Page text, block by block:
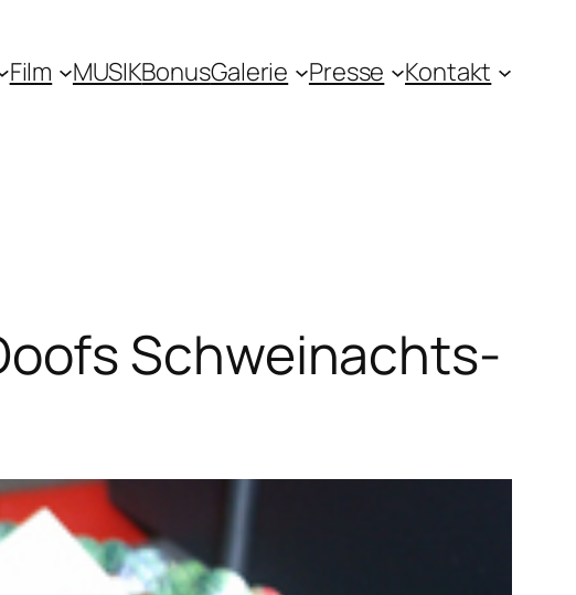
Film MUSIKBonusGalerie Presse Kontakt
Schweinachts-